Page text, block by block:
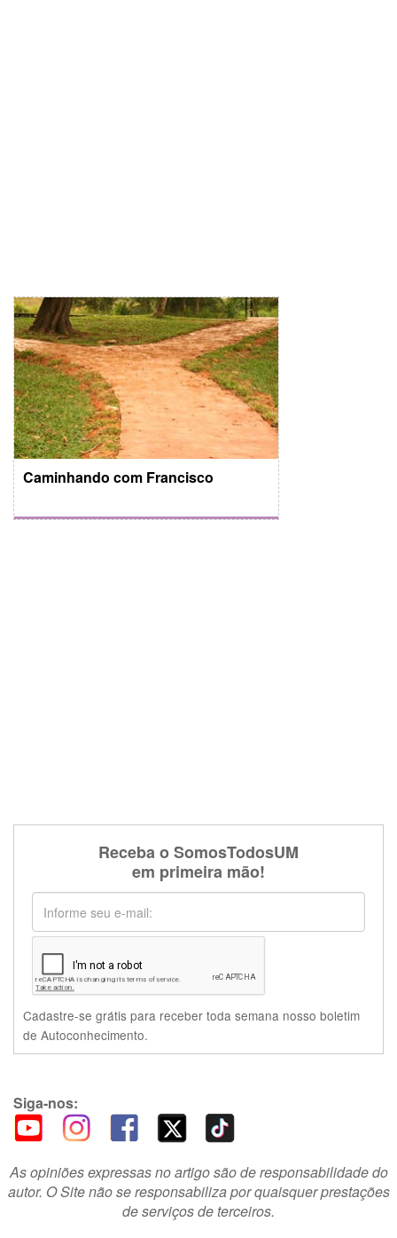
Caminhando com Francisco
Receba o SomosTodosUM
em primeira mão!
Cadastre-se grátis para receber toda semana nosso boletim
de Autoconhecimento.
Siga-nos:
As opiniões expressas no artigo são de responsabilidade do
autor. O Site não se responsabiliza por quaisquer prestações
de serviços de terceiros.